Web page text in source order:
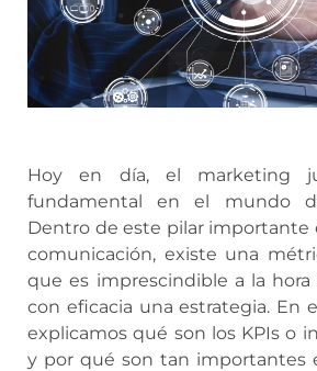
Hoy en día, el marketing
fundamental en el mundo
Dentro de este pilar importante
comunicación, existe una
que es imprescindible a la
con eficacia una estrategia. En
explicamos qué son los KPIs o
y por qué son tan importantes